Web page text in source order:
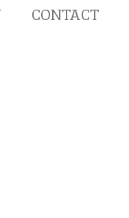
CONTACT